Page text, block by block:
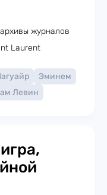
журналов
Laurent
Эминем
Левин